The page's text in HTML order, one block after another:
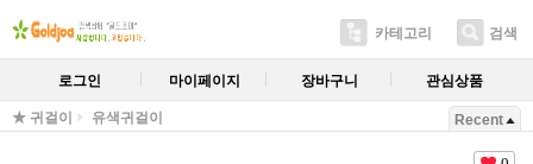
카테고리 검색
로그인 마이페이지 장바구니 관심상품
★ 귀걸이 유색귀걸이 Recent